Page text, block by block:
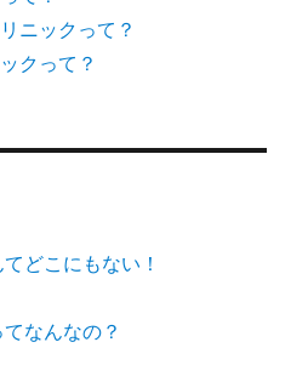
ニックって？
クって？
どこにもない！
なんなの？